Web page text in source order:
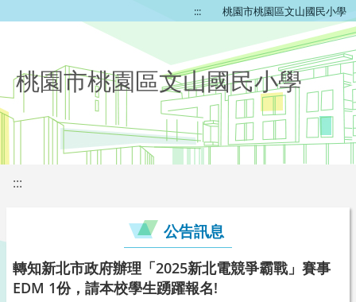
::: 桃園市桃園區文山國民小學
桃園市桃園區文山國民小學
:::
公告訊息
轉知新北市政府辦理「2025新北電競爭霸戰」賽事
EDM 1份，請本校學生踴躍報名!